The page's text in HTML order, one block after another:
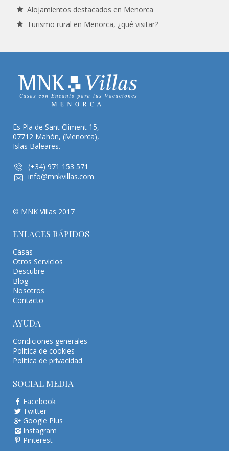
Alojamientos destacados en Menorca
Turismo rural en Menorca, ¿qué visitar?
Es Pla de Sant Climent 15,
07712 Mahón, (Menorca),
Islas Baleares.
(+34) 971 153 571
info@mnkvillas.com
© MNK Villas 2017
ENLACES RÁPIDOS
Casas
Otros Servicios
Descubre
Blog
Nosotros
Contacto
AYUDA
Condiciones generales
Política de cookies
Política de privacidad
SOCIAL MEDIA
Facebook
Twitter
Google Plus
Instagram
Pinterest